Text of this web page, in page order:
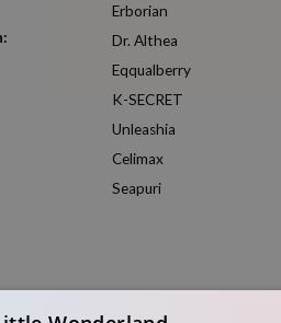
Erborian
Dr. Althea
Eqqualberry
K-SECRET
Unleashia
Celimax
Seapuri